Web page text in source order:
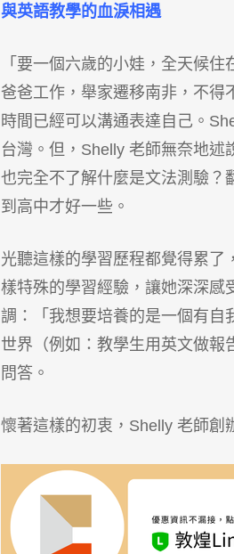
與英語教學的血淚相遇
「要一個六歲的小娃，全天候
爸爸工作，舉家遷移南非，不得
時間已經可以溝通表達自己。
台灣。但，Shelly 老師無奈地述
也完全不了解什麼是文法測驗？
到高中才好一些。
光聽這樣的學習歷程都覺得累了
樣特殊的學習經驗，讓她深深感
調：「我想要培養的是一個有自
世界（例如：教學生用英文做
問答。
懷著這樣的初衷，Shelly 老師創